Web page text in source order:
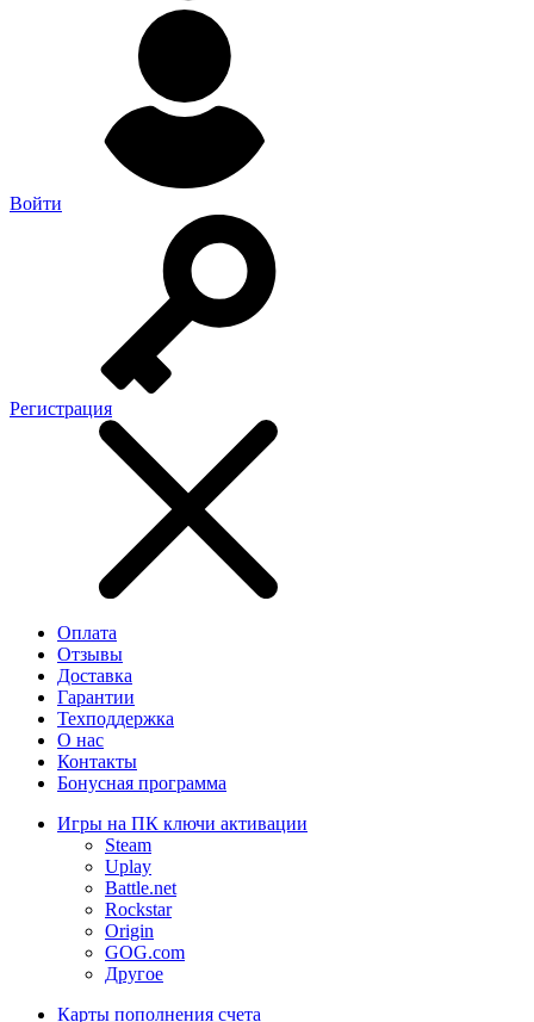
Войти
Регистрация
Оплата
Отзывы
Доставка
Гарантии
Техподдержка
О нас
Контакты
Бонусная программа
Игры на ПК ключи активации
Steam
Uplay
Battle.net
Rockstar
Origin
GOG.com
Другое
Карты пополнения счета